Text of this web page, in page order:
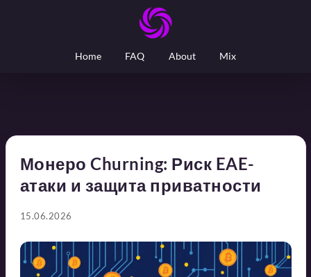
Home FAQ About Mix
Монеро Churning: Риск EAE-
атаки и защита приватности
15.06.2026